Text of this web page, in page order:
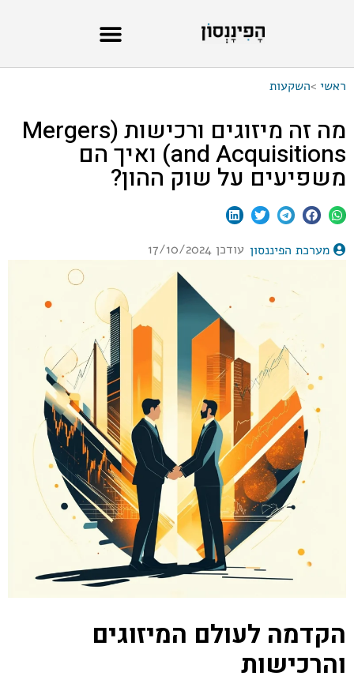
ראשי >השקעות
מה זה מיזוגים ורכישות (Mergers
and Acquisitions) ואיך הם
משפיעים על שוק ההון?
מערכת הפיננסון עודכן 17/10/2024
הקדמה לעולם המיזוגים
והרכישות